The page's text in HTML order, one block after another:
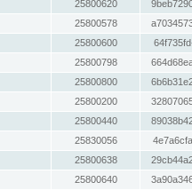
25800620
25800578
25800600
25800798
25800800
25800200
25800440
25830056
25800638
25800640